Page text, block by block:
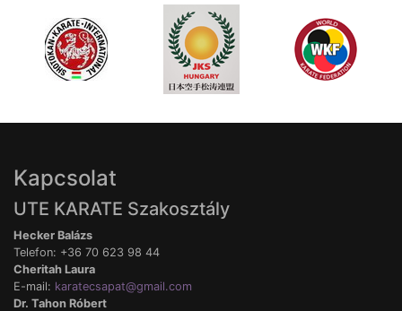
Kapcsolat
UTE KARATE Szakosztály
Hecker Balázs
Telefon: +36 70 623 98 44
Cheritah Laura
E-mail: karatecsapat@gmail.com
Dr. Tahon Róbert